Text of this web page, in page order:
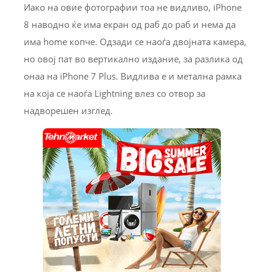
Иако на овие фотографии тоа не видливо, iPhone
8 наводно ќе има екран од раб до раб и нема да
има home копче. Одзади се наоѓа двојната камера,
но овој пат во вертикално издание, за разлика од
онаа на iPhone 7 Plus. Видлива е и метална рамка
на која се наоѓа Lightning влез со отвор за
надворешен изглед.